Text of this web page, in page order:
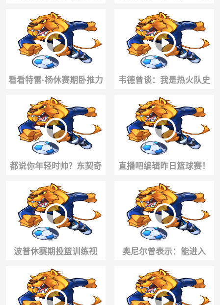
练，已经准备好下赛季复
出了！
子宇篮下面对多人防守，
二次进攻打进！
看看特雷·杨休赛期卧推力
量训练，你们觉得有变壮
了吗？
韦德曾谈：我是热火队史
第一人，但穿过热火球衣
最伟大球员是老詹
都说你年轻时帅？东契奇
曾答：我对现在颜值很满
意，让别人说去吧
直播吧编辑昨日篮球赛！
多姆连打两铁后知耻后勇
一条龙连过数人！
波普休赛期投篮训练视
频：强化持球急停跳投技
术
奥尼尔曾表示：能进入
GOAT讨论的只有科比、勒
布朗、乔丹